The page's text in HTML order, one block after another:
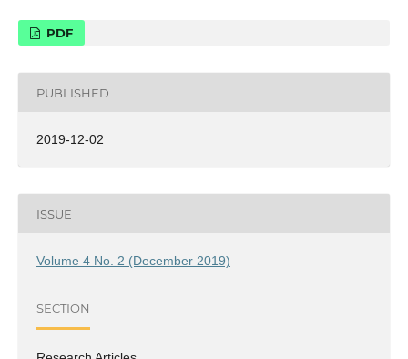
PDF
PUBLISHED
2019-12-02
ISSUE
Volume 4 No. 2 (December 2019)
SECTION